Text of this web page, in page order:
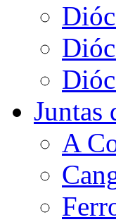
Juntas
A